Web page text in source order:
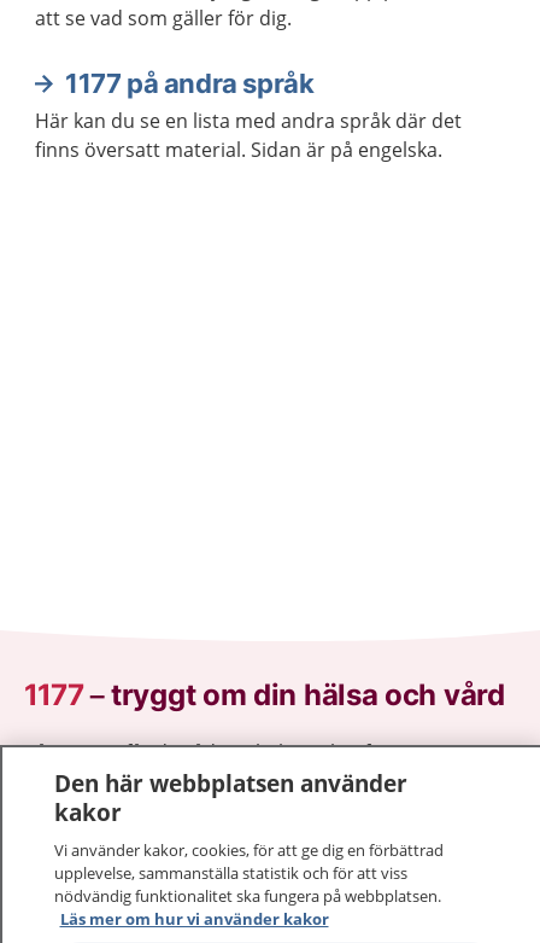
att se vad som gäller för dig.
1177 på andra språk
Här kan du se en lista med andra språk där det
finns översatt material. Sidan är på engelska.
1177–tryggt om din hälsa och vård
På 1177.se får du råd om hälsa och information om
sjukdomar och vilka mottagningar du kan kontakta.
Logga in för att läsa din journal och göra dina
vårdärenden. Ring telefonnummer 1177 för
sjukvårdsrådgivning dygnet runt.
1177 ger dig råd när du vill må bättre.
Den här webbplatsen använder
kakor
Vi använder kakor, cookies, för att ge dig en förbättrad
upplevelse, sammanställa statistik och för att viss
nödvändig funktionalitet ska fungera på webbplatsen.
Läs mer om hur vi använder kakor